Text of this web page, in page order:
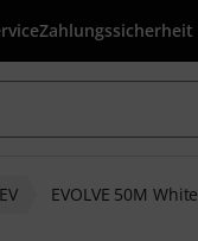
Zahlungssicherheit
EV EVOLVE 50M White